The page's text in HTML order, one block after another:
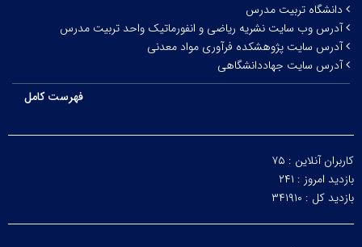
دانشگاه تربیت مدرس
آدرس وب سایت نشریه ریاضی و انفورماتیک واحد تربیت مدرس
آدرس سایت پژوهشکده فرآوری مواد معدنی
آدرس سایت جهاددانشگاهی
فهرست کامل
کاربران آنلاین : ۷۵
بازدید امروز : ۲۴۱
بازدید کل : ۳۴۱۹۱۰